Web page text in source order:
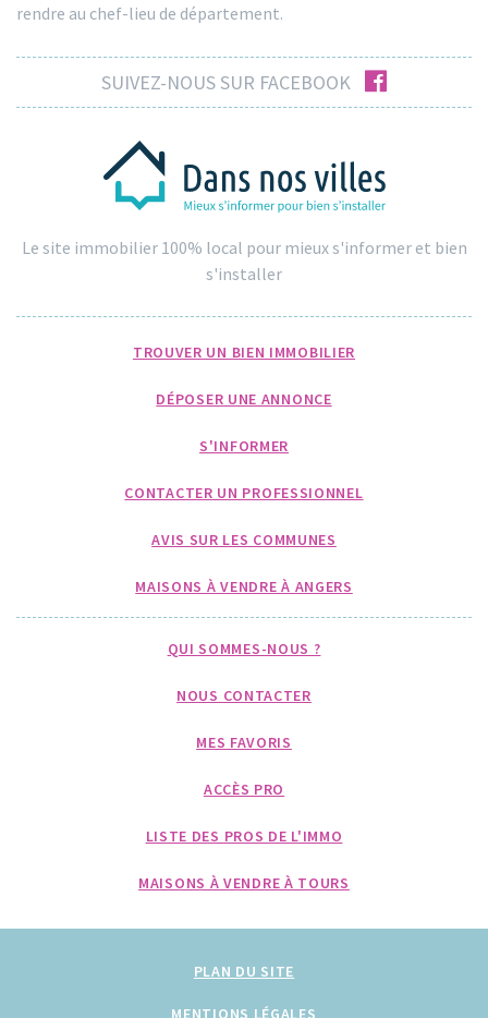
rendre au chef-lieu de département.
SUIVEZ-NOUS SUR FACEBOOK facebook
Le site immobilier 100% local pour mieux s'informer et bien
s'installer
TROUVER UN BIEN IMMOBILIER
DÉPOSER UNE ANNONCE
S'INFORMER
CONTACTER UN PROFESSIONNEL
AVIS SUR LES COMMUNES
MAISONS À VENDRE À ANGERS
QUI SOMMES-NOUS ?
NOUS CONTACTER
MES FAVORIS
ACCÈS PRO
LISTE DES PROS DE L'IMMO
MAISONS À VENDRE À TOURS
PLAN DU SITE
MENTIONS LÉGALES